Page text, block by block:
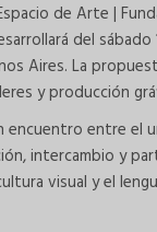
de Arte |
del
Aires. La
y producción
entre el
intercambio y
visual y el